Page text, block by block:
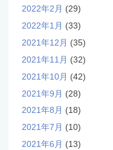
2022年2月 (29)
2022年1月 (33)
2021年12月 (35)
2021年11月 (32)
2021年10月 (42)
2021年9月 (28)
2021年8月 (18)
2021年7月 (10)
2021年6月 (13)